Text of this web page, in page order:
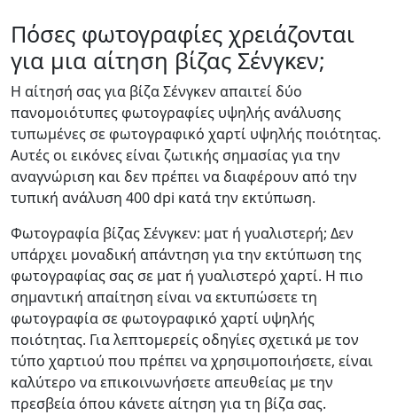
Πόσες φωτογραφίες χρειάζονται
για μια αίτηση βίζας Σένγκεν;
Η αίτησή σας για βίζα Σένγκεν απαιτεί δύο
πανομοιότυπες φωτογραφίες υψηλής ανάλυσης
τυπωμένες σε φωτογραφικό χαρτί υψηλής ποιότητας.
Αυτές οι εικόνες είναι ζωτικής σημασίας για την
αναγνώριση και δεν πρέπει να διαφέρουν από την
τυπική ανάλυση 400 dpi κατά την εκτύπωση.
Φωτογραφία βίζας Σένγκεν: ματ ή γυαλιστερή; Δεν
υπάρχει μοναδική απάντηση για την εκτύπωση της
φωτογραφίας σας σε ματ ή γυαλιστερό χαρτί. Η πιο
σημαντική απαίτηση είναι να εκτυπώσετε τη
φωτογραφία σε φωτογραφικό χαρτί υψηλής
ποιότητας. Για λεπτομερείς οδηγίες σχετικά με τον
τύπο χαρτιού που πρέπει να χρησιμοποιήσετε, είναι
καλύτερο να επικοινωνήσετε απευθείας με την
πρεσβεία όπου κάνετε αίτηση για τη βίζα σας.